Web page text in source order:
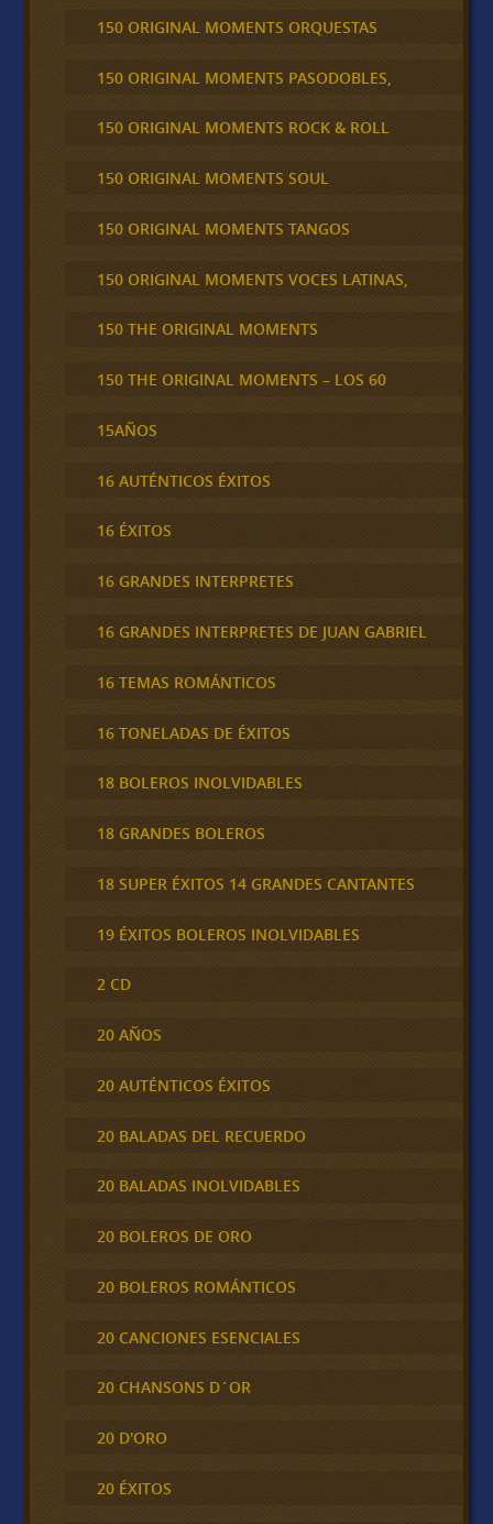
150 ORIGINAL MOMENTS ORQUESTAS
150 ORIGINAL MOMENTS PASODOBLES,
150 ORIGINAL MOMENTS ROCK & ROLL
150 ORIGINAL MOMENTS SOUL
150 ORIGINAL MOMENTS TANGOS
150 ORIGINAL MOMENTS VOCES LATINAS,
150 THE ORIGINAL MOMENTS
150 THE ORIGINAL MOMENTS – LOS 60
15AÑOS
16 AUTÉNTICOS ÉXITOS
16 ÉXITOS
16 GRANDES INTERPRETES
16 GRANDES INTERPRETES DE JUAN GABRIEL
16 TEMAS ROMÁNTICOS
16 TONELADAS DE ÉXITOS
18 BOLEROS INOLVIDABLES
18 GRANDES BOLEROS
18 SUPER ÉXITOS 14 GRANDES CANTANTES
19 ÉXITOS BOLEROS INOLVIDABLES
2 CD
20 AÑOS
20 AUTÉNTICOS ÉXITOS
20 BALADAS DEL RECUERDO
20 BALADAS INOLVIDABLES
20 BOLEROS DE ORO
20 BOLEROS ROMÁNTICOS
20 CANCIONES ESENCIALES
20 CHANSONS D´OR
20 D'ORO
20 ÉXITOS